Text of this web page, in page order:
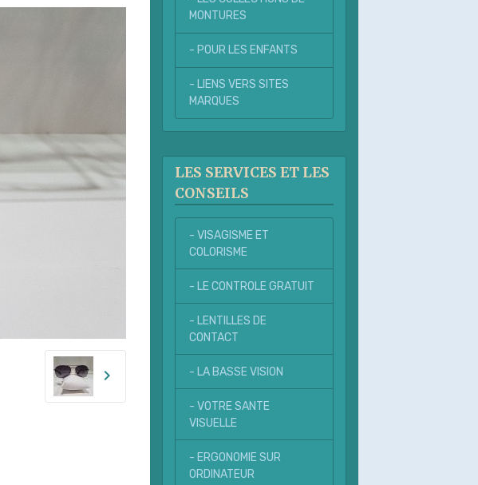
MONTURES
- POUR LES ENFANTS
- LIENS VERS SITES
MARQUES
LES SERVICES ET LES
CONSEILS
- VISAGISME ET
COLORISME
- LE CONTROLE GRATUIT
- LENTILLES DE
CONTACT
- LA BASSE VISION
- VOTRE SANTE
VISUELLE
- ERGONOMIE SUR
ORDINATEUR